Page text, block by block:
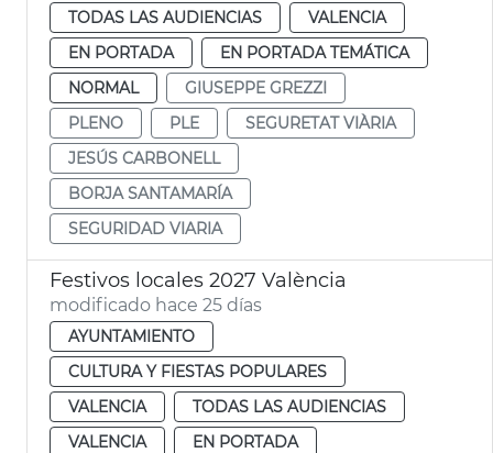
TODAS LAS AUDIENCIAS
VALENCIA
EN PORTADA
EN PORTADA TEMÁTICA
NORMAL
GIUSEPPE GREZZI
PLENO
PLE
SEGURETAT VIÀRIA
JESÚS CARBONELL
BORJA SANTAMARÍA
SEGURIDAD VIARIA
Festivos locales 2027 València
modificado hace 25 días
AYUNTAMIENTO
CULTURA Y FIESTAS POPULARES
VALENCIA
TODAS LAS AUDIENCIAS
VALENCIA
EN PORTADA